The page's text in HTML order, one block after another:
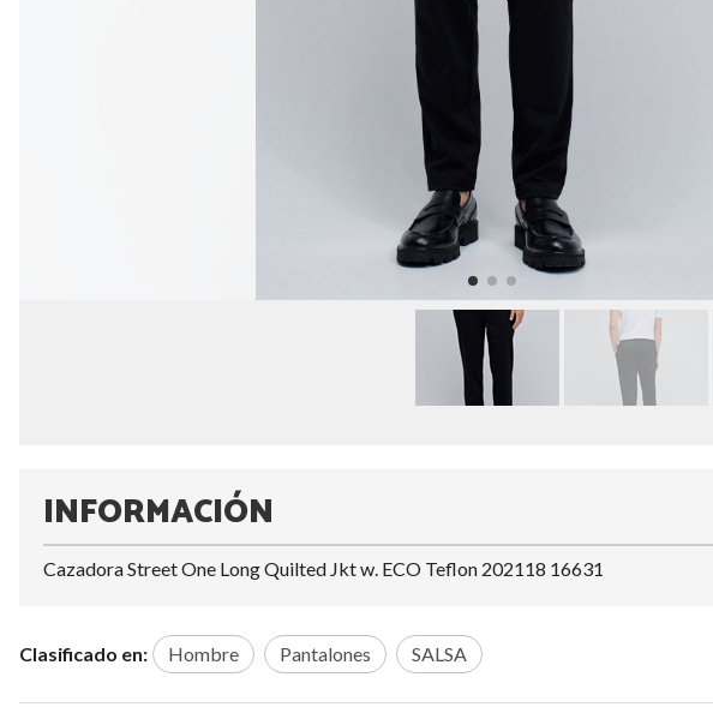
INFORMACIÓN
Cazadora Street One Long Quilted Jkt w. ECO Teflon 202118 16631
Clasificado en: Hombre Pantalones SALSA